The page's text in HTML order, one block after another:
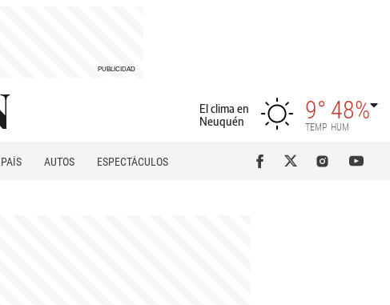
El clima en
Neuquén
9°
TEMP
48%
HUM
PAÍS AUTOS
ESPECTÁCULOS